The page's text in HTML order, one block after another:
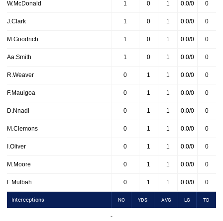
W.McDonald 1 0 1 0.0/0 0
J.Clark 1 0 1 0.0/0 0
M.Goodrich 1 0 1 0.0/0 0
Aa.Smith 1 0 1 0.0/0 0
R.Weaver 0 1 1 0.0/0 0
F.Mauigoa 0 1 1 0.0/0 0
D.Nnadi 0 1 1 0.0/0 0
M.Clemons 0 1 1 0.0/0 0
I.Oliver 0 1 1 0.0/0 0
M.Moore 0 1 1 0.0/0 0
F.Mulbah 0 1 1 0.0/0 0
Interceptions NO YDS AVG LG TD
-